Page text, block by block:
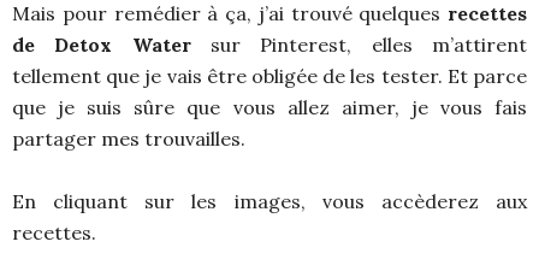
Mais pour remédier à ça, j’ai trouvé quelques recettes
de Detox Watersur Pinterest, elles m’attirent
tellement que je vais être obligée de les tester. Et parce
que je suis sûre que vous allez aimer, je vous fais
partager mes trouvailles.
En cliquant sur les images, vous accèderez aux
recettes.